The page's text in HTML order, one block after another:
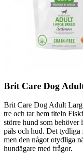
Brit Care Dog
Brit Care Dog Adult
tre och tar hem titeln
större hund som behöver
päls och hud. Det tydliga
men den något otydliga
hundägare med frågor.